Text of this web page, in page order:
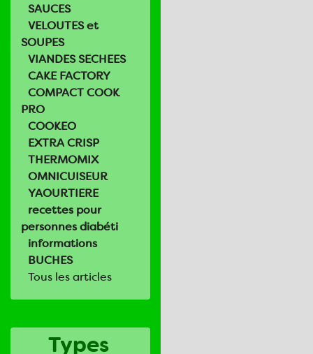
SAUCES
VELOUTES et
SOUPES
VIANDES SECHEES
CAKE FACTORY
COMPACT COOK
PRO
COOKEO
EXTRA CRISP
THERMOMIX
OMNICUISEUR
YAOURTIERE
recettes pour
personnes diabéti
informations
BUCHES
Tous les articles
Types